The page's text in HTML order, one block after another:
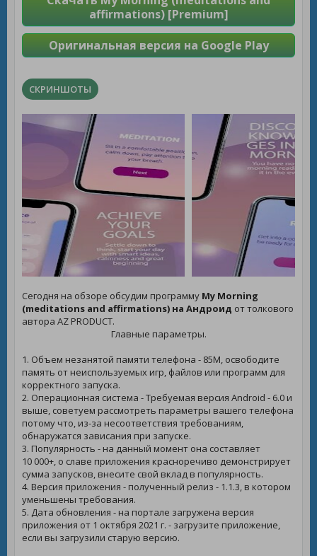
affirmations) [Premium]
Оригинальная версия на Google Play
СКРИНШОТЫ
Сегодня на обзоре обсудим программу My Morning
(meditations and affirmations) на Андроид от толкового
автора AZ PRODUCT.
Главные параметры.
1. Объем незанятой памяти телефона - 85M, освободите
память от неиспользуемых игр, файлов или программ для
корректного запуска.
2. Операционная система - Требуемая версия Android - 6.0 и
выше, советуем рассмотреть параметры вашего телефона
потому что, из-за несоответствия требованиям,
обнаружатся зависания при запуске.
3. Популярность - на данный момент она составляет
10 000+, о славе приложения красноречиво демонстрирует
сумма запусков, внесите свой вклад в популярность.
4. Версия приложения - полученный релиз - 1.1.3, в котором
уменьшены требования.
5. Дата обновления - на портале загружена версия
приложения от 1 октября 2021 г. - загрузите приложение,
если вы загрузили старую версию.